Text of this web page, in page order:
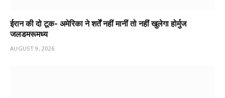
ईरान की दो टूक- अमेरिका ने शर्तें नहीं मानीं तो नहीं खुलेगा होर्मुज
जलडमरूमध्य
AUGUST 9, 2026